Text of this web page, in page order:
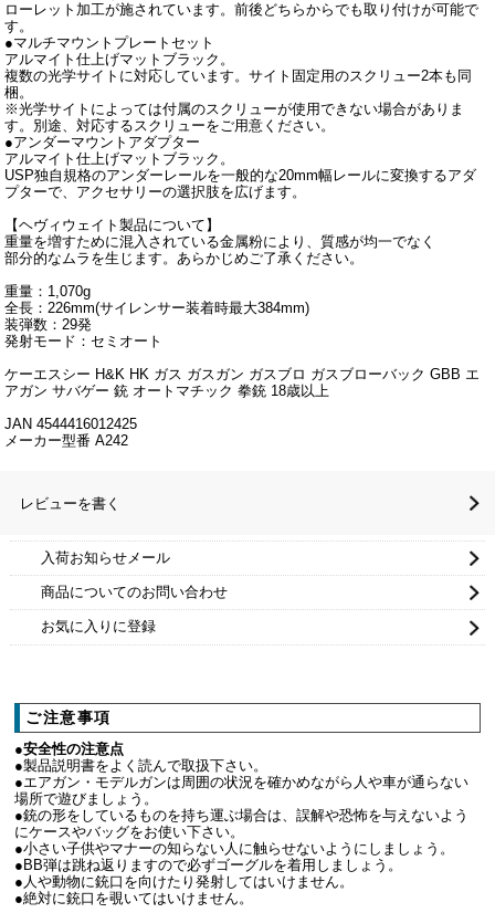
ローレット加工が施されています。前後どちらからでも取り付けが可能で
す。
●マルチマウントプレートセット
アルマイト仕上げマットブラック。
複数の光学サイトに対応しています。サイト固定用のスクリュー2本も同
梱。
※光学サイトによっては付属のスクリューが使用できない場合がありま
す。別途、対応するスクリューをご用意ください。
●アンダーマウントアダプター
アルマイト仕上げマットブラック。
USP独自規格のアンダーレールを一般的な20mm幅レールに変換するアダ
プターで、アクセサリーの選択肢を広げます。
【ヘヴィウェイト製品について】
重量を増すために混入されている金属粉により、質感が均一でなく
部分的なムラを生じます。あらかじめご了承ください。
重量：1,070g
全長：226mm(サイレンサー装着時最大384mm)
装弾数：29発
発射モード：セミオート
ケーエスシー H&K HK ガス ガスガン ガスブロ ガスブローバック GBB エ
アガン サバゲー 銃 オートマチック 拳銃 18歳以上
JAN 4544416012425
メーカー型番 A242
レビューを書く
入荷お知らせメール
商品についてのお問い合わせ
お気に入りに登録
ご注意事項
●安全性の注意点
●製品説明書をよく読んで取扱下さい。
●エアガン・モデルガンは周囲の状況を確かめながら人や車が通らない
場所で遊びましょう。
●銃の形をしているものを持ち運ぶ場合は、誤解や恐怖を与えないよう
にケースやバッグをお使い下さい。
●小さい子供やマナーの知らない人に触らせないようにしましょう。
●BB弾は跳ね返りますので必ずゴーグルを着用しましょう。
●人や動物に銃口を向けたり発射してはいけません。
●絶対に銃口を覗いてはいけません。